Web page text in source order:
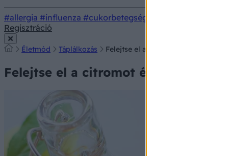
#allergia #influenza #cukorbetegség
Regisztráció
Életmód Táplálkozás Felejtse el a citromot és a
Felejtse el a citromot és a